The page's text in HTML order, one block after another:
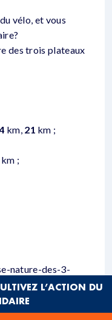
vélo, et vous
des trois plateaux
km, 21 km ;
km ;
nature-des-3-
L’ACTION DU